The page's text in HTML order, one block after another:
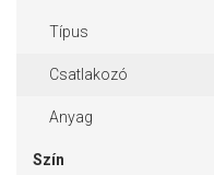
Típus
Csatlakozó
Anyag
Szín